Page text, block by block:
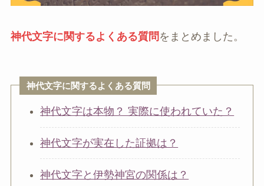
神代文字に関するよくある質問 をまとめました。
神代文字に関するよくある質問
神代文字は本物？ 実際に使われていた？
神代文字が実在した証拠は？
神代文字と伊勢神宮の関係は？